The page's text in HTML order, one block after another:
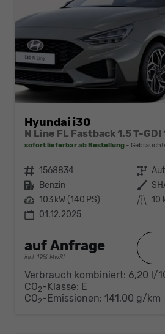
Hyundai i30
N Line FL Fastback 1.5 T-GDI
sofort lieferbar ab Bestellung
Fahrzeugnr. 1568834 Getriebe
Kraftstoff Benzin Außenfarbe
Leistung 103 kW (140 PS) Kilometerstand 10
01.12.2025
auf Anfrage
incl. 19% MwSt.
Verbrauch kombiniert: 6,20 l/
CO2-Klasse: E
CO2-Emissionen: 141,00 g/km